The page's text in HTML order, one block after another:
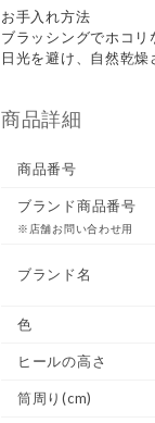
お手入れ方法
ブラッシングでホコ
日光を避け、自然乾燥
商品詳細
商品番号
ブランド商品番号
※店舗お問い合わせ用
ブランド名
色
ヒールの高さ
筒周り(cm)